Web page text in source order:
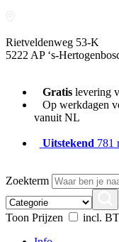
Rietveldenweg 53-K
5222 AP ‘s-
Gratislevering
Op werkdagen
vanuit NL
Uitstekend 781
Zoekterm
Toon Prijzen
incl.